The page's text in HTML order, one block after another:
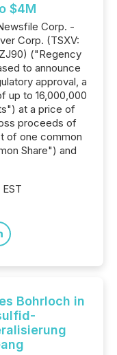
$4M
Corp. -
Corp. (TSXV:
("Regency
to announce
approval, a
up to 16,000,000
at a price of
proceeds of
of one common
Share") and
Bohrloch in